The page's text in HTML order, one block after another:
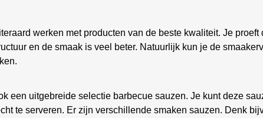
werken met producten van de beste kwaliteit. Je
en de smaak is veel beter. Natuurlijk kun je de
een uitgebreide selectie barbecue sauzen. Je kunt deze
te serveren. Er zijn verschillende smaken sauzen. Denk